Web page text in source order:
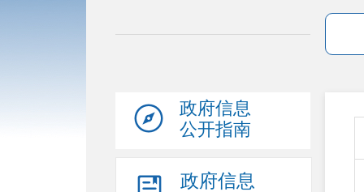
政府信息
公开指南
政府信息